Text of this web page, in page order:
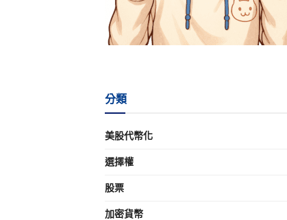
分類
美股代幣化
選擇權
股票
加密貨幣